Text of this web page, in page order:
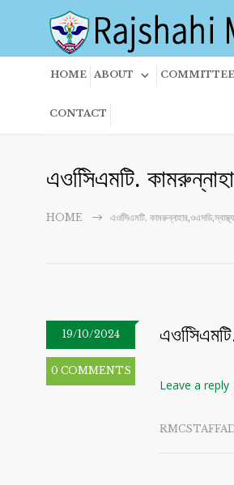
HOME ABOUT COMMITTEE
CONTACT
এওসিিএমটি.
HOME এওসিিএমটি.
19/10/2024
0 COMMENTS
Leave a reply